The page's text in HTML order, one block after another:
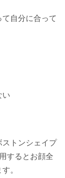
自分に合って
い
ストンシェイプ
するとお顔全
。